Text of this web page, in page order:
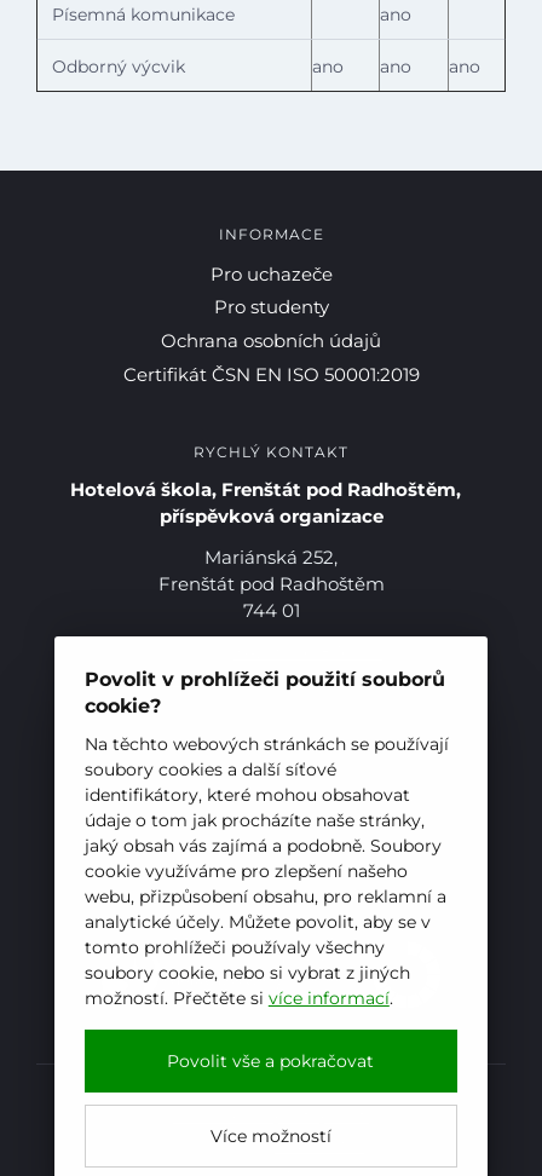
Povolit v prohlížeči použití souborů
cookie?
Na těchto webových stránkách se používají
soubory cookies a další síťové
identifikátory, které mohou obsahovat
údaje o tom jak procházíte naše stránky,
jaký obsah vás zajímá a podobně. Soubory
cookie využíváme pro zlepšení našeho
webu, přizpůsobení obsahu, pro reklamní a
analytické účely. Můžete povolit, aby se v
tomto prohlížeči používaly všechny
soubory cookie, nebo si vybrat z jiných
možností. Přečtěte si více informací.
Povolit vše a pokračovat
Více možností
Pro studenty
Písemná komunikace ano
Odborný výcvik ano ano ano
INFORMACE
Pro uchazeče
Pro studenty
Ochrana osobních údajů
Certifikát ČSN EN ISO 50001:2019
RYCHLÝ KONTAKT
Hotelová škola, Frenštát pod Radhoštěm,
příspěvková organizace
Mariánská 252,
Frenštát pod Radhoštěm
744 01
E-mail:sekretariat@hotelovkafren.cz
Datová schránka: bc5jrez
IČ: 00576441
ZŘIZOVATEL
Hotelová škola, Frenštát pod Radhoštěm je
příspěvkovou organizací zřizovanou
Moravskoslezským krajem
Powered byiCARD:CMS